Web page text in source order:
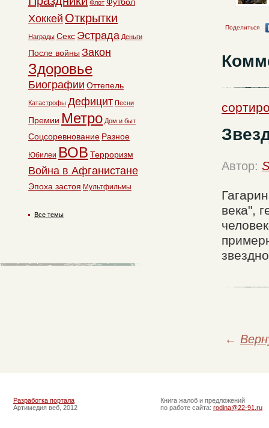
Поделиться
Автор:
века",
←
Флот
Хоккей Открытки
Награды Секс Эстрада Деньги
После войны Закон
Здоровье
Биографии Оттепель
Катастрофы Дефицит Песни
Премии Метро Дом и быт
Соцсоревнование Разное
Юбилеи ВОВ Терроризм
Война в Афганистане
Эпоха застоя Мультфильмы
Все темы
Разработка портала
Артимедия веб, 2012
Книга жалоб и предложений
по работе сайта: rodina@22-91.ru